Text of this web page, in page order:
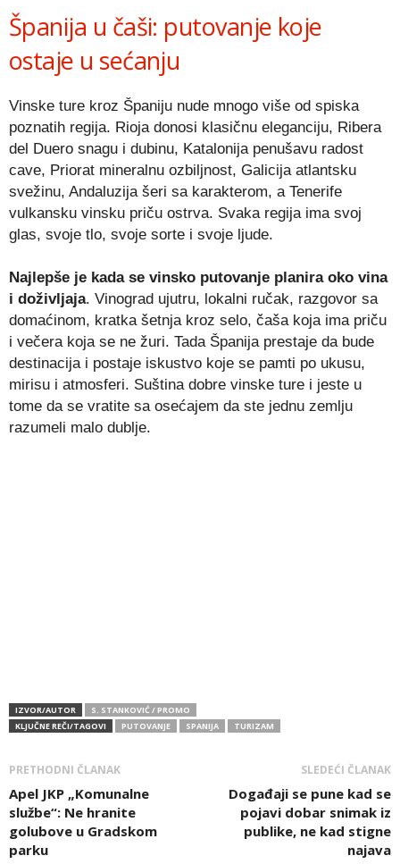
Španija u čaši: putovanje koje
ostaje u sećanju
Vinske ture kroz Španiju nude mnogo više od spiska
poznatih regija. Rioja donosi klasičnu eleganciju, Ribera
del Duero snagu i dubinu, Katalonija penušavu radost
cave, Priorat mineralnu ozbiljnost, Galicija atlantsku
svežinu, Andaluzija šeri sa karakterom, a Tenerife
vulkansku vinsku priču ostrva. Svaka regija ima svoj
glas, svoje tlo, svoje sorte i svoje ljude.
Najlepše je kada se vinsko putovanje planira oko vina
i doživljaja. Vinograd ujutru, lokalni ručak, razgovor sa
domaćinom, kratka šetnja kroz selo, čaša koja ima priču
i večera koja se ne žuri. Tada Španija prestaje da bude
destinacija i postaje iskustvo koje se pamti po ukusu,
mirisu i atmosferi. Suština dobre vinske ture i jeste u
tome da se vratite sa osećajem da ste jednu zemlju
razumeli malo dublje.
IZVOR/AUTOR
S. STANKOVIĆ / PROMO
KLJUČNE REČI/TAGOVI
PUTOVANJE SPANIJA TURIZAM
PRETHODNI ČLANAK
Apel JKP „Komunalne
službe“: Ne hranite
golubove u Gradskom
parku
SLEDEĆI ČLANAK
Događaji se pune kad se
pojavi dobar snimak iz
publike, ne kad stigne
najava